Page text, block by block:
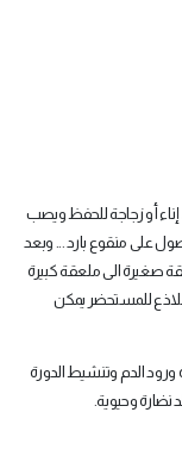
أو زجاجة للحفظ ويصب
على منقوع بارد ... وبعد
صغيرة الى ملعقة كبيرة
للمستحضر يمكن
ورود الدم وتنشيط الدورة
نضارة وحيوية